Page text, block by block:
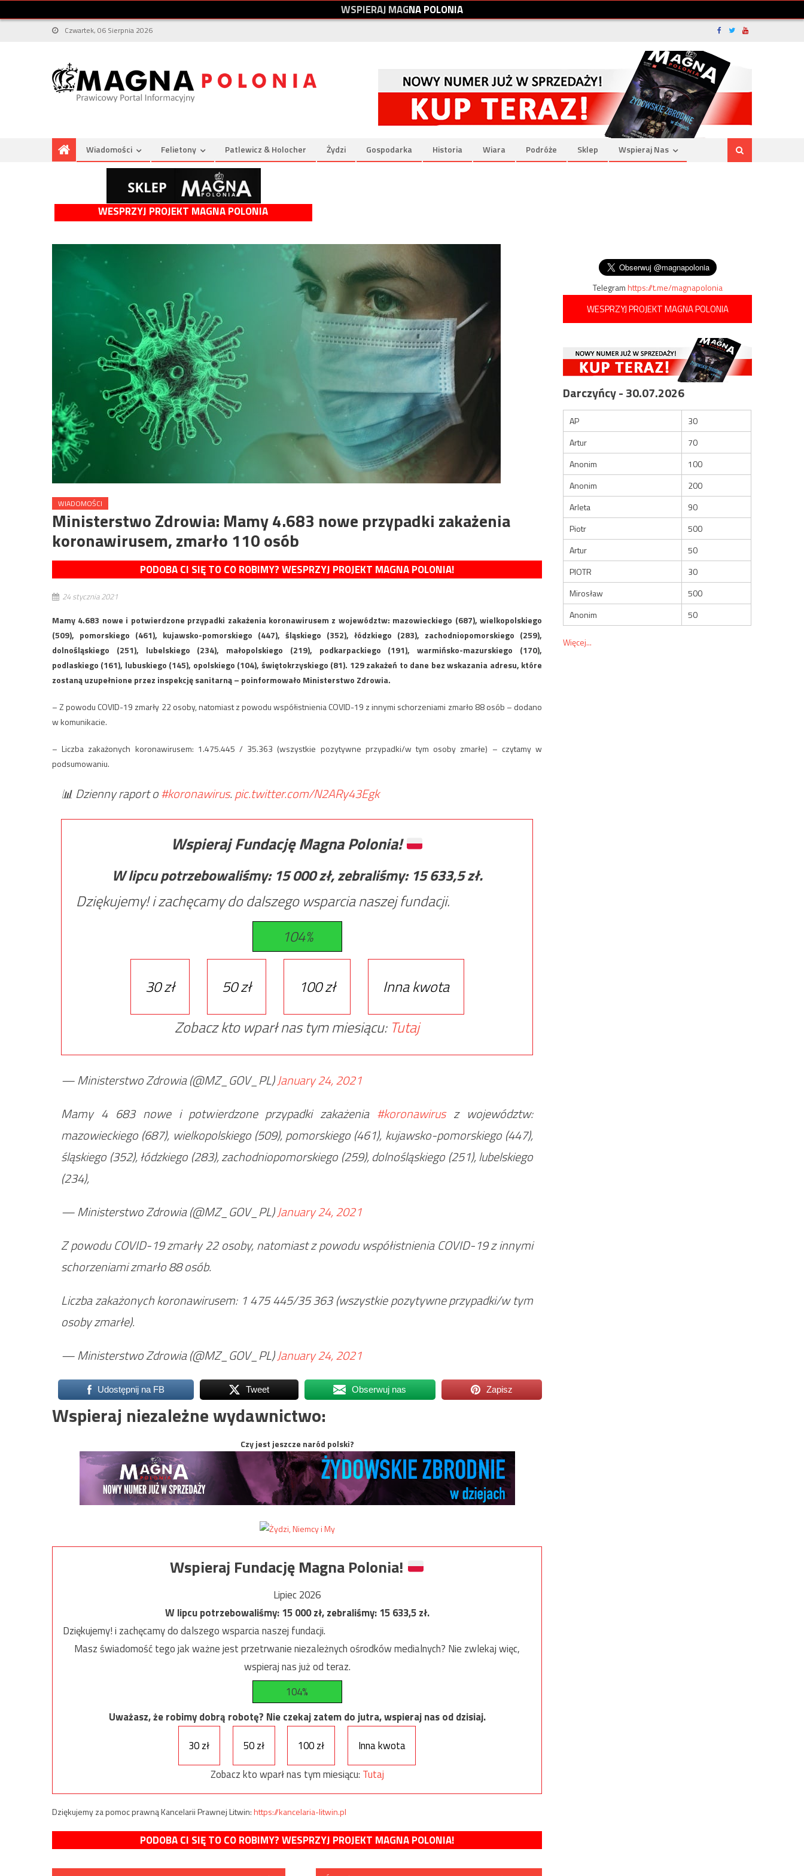
WSPIERAJMAGNAPOLONIA
Czwartek, 06 Sierpnia 2026
Wiadomości Felietony Patlewicz & Holocher Żydzi Gospodarka Historia Wiara Podróże Sklep Wspieraj Nas
WESPRZYJ PROJEKT MAGNA POLONIA
WIADOMOŚCI
Ministerstwo Zdrowia: Mamy 4.683 nowe przypadki zakażenia
koronawirusem, zmarło 110 osób
PODOBA CI SIĘ TO CO ROBIMY? WESPRZYJ PROJEKT MAGNA POLONIA!
24 stycznia 2021
Mamy 4.683 nowe i potwierdzone przypadki zakażenia koronawirusem z województw: mazowieckiego (687), wielkopolskiego
(509), pomorskiego (461), kujawsko-pomorskiego (447), śląskiego (352), łódzkiego (283), zachodniopomorskiego (259),
dolnośląskiego (251), lubelskiego (234), małopolskiego (219), podkarpackiego (191), warmińsko-mazurskiego (170),
podlaskiego (161), lubuskiego (145), opolskiego (104), świętokrzyskiego (81). 129 zakażeń to dane bez wskazania adresu, które
zostaną uzupełnione przez inspekcję sanitarną – poinformowało Ministerstwo Zdrowia.
– Z powodu COVID-19 zmarły 22 osoby, natomiast z powodu współistnienia COVID-19 z innymi schorzeniami zmarło 88 osób – dodano
w komunikacie.
– Liczba zakażonych koronawirusem: 1.475.445 / 35.363 (wszystkie pozytywne przypadki/w tym osoby zmarłe) – czytamy w
podsumowaniu.
📊 Dzienny raport o#koronawirus.pic.twitter.com/N2ARy43Egk
Wspieraj Fundację Magna Polonia!
W lipcu potrzebowaliśmy: 15 000zł, zebraliśmy: 15 633,5zł.
Dziękujemy! i zachęcamy do dalszego wsparcia naszej fundacji.
104%
30 zł 50 zł 100 zł
Inna kwota
Zobacz kto wparł nas tym miesiącu: Tutaj
— Ministerstwo Zdrowia (@MZ_GOV_PL)January 24, 2021
Mamy 4 683 nowe i potwierdzone przypadki zakażenia #koronawirusz województw:
mazowieckiego (687), wielkopolskiego (509), pomorskiego (461), kujawsko-pomorskiego (447),
śląskiego (352), łódzkiego (283), zachodniopomorskiego (259), dolnośląskiego (251), lubelskiego
(234),
— Ministerstwo Zdrowia (@MZ_GOV_PL)January 24, 2021
Z powodu COVID-19 zmarły 22 osoby, natomiast z powodu współistnienia COVID-19 z innymi
schorzeniami zmarło 88 osób.
Liczba zakażonych koronawirusem: 1 475 445/35 363 (wszystkie pozytywne przypadki/w tym
osoby zmarłe).
— Ministerstwo Zdrowia (@MZ_GOV_PL)January 24, 2021
Udostępnij na FB Tweet Obserwuj nas Zapisz
Wspieraj niezależne wydawnictwo:
Czy jest jeszcze naród polski?
Wspieraj Fundację Magna Polonia!
Lipiec 2026
W lipcu potrzebowaliśmy:15 000zł, zebraliśmy:15 633,5zł.
Dziękujemy! i zachęcamy do dalszego wsparcia naszej fundacji.
Masz świadomość tego jak ważne jest przetrwanie niezależnych ośrodków medialnych? Nie zwlekaj więc,
wspieraj nas już od teraz.
104%
Uważasz, że robimy dobrą robotę? Nie czekaj zatem do jutra, wspieraj nas od dzisiaj.
30 zł
50 zł 100 zł
Inna kwota
Zobacz kto wparł nas tym miesiącu: Tutaj
Dziękujemy za pomoc prawną Kancelarii Prawnej Litwin:https://kancelaria-litwin.pl
PODOBA CI SIĘ TO CO ROBIMY? WESPRZYJ PROJEKT MAGNA POLONIA!
Telegramhttps://t.me/magnapolonia
WESPRZYJ PROJEKT MAGNA POLONIA
Darczyńcy - 30.07.2026
AP
30
Artur
70
Anonim
100
Anonim
200
Arleta
90
Piotr
500
Artur
50
PIOTR
30
Mirosław
500
Anonim
50
Więcej...